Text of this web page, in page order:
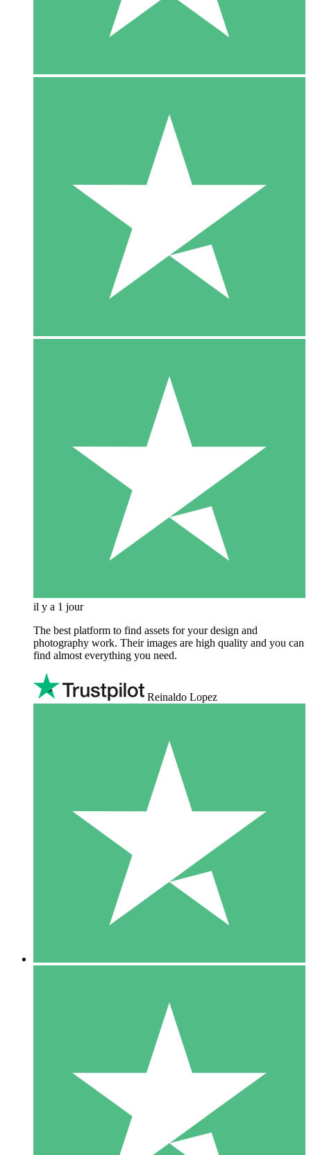
il y a 1 jour
The best platform to find assets for your design and
photography work. Their images are high quality and you can
find almost everything you need.
Reinaldo Lopez